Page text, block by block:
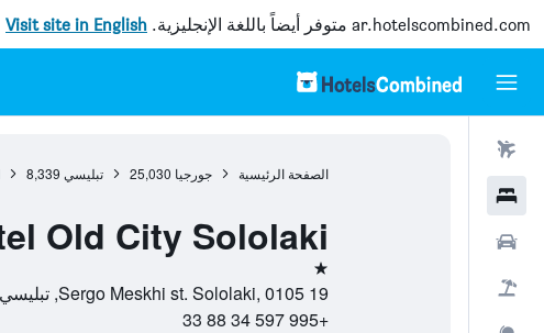
ar.hotelscombined.com متوفر أيضاً باللغة الإنجليزية. Visit site in English
الصفحة الرئيسية جورجيا 25,030 تبليسي 8,339
Old City Sololaki
نجمة واحدة
19 Sergo Meskhi st. Sololaki, 0105, تبليسي, T'bilisi, جورجيا
+995 597 34 88 33